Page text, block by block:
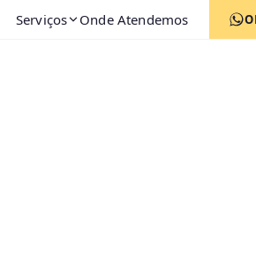
Serviços Onde Atendemos